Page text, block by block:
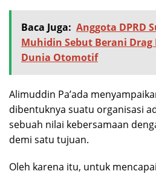
Baca Juga: Anggota DPRD
Muhidin Sebut Berani
Dunia Otomotif
Alimuddin Pa’ada
dibentuknya suatu organisasi
sebuah nilai kebersamaan
demi satu tujuan.
Oleh karena itu, untuk